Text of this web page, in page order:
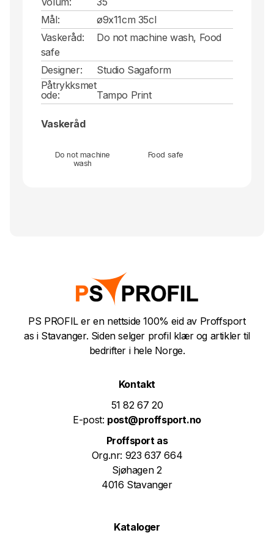
Mål:
ø9x11cm 35cl
Vaskeråd:
Do not machine wash, Food
safe
Designer:
Studio Sagaform
Påtrykksmet
ode:
Tampo Print
Vaskeråd
Do not machine
wash
Food safe
PS PROFIL er en nettside 100% eid av Proffsport
as i Stavanger. Siden selger profil klær og artikler til
bedrifter i hele Norge.
Kontakt
51 82 67 20
E-post: post@proffsport.no
Proffsport as
Org.nr: 923 637 664
Sjøhagen 2
4016 Stavanger
Kataloger